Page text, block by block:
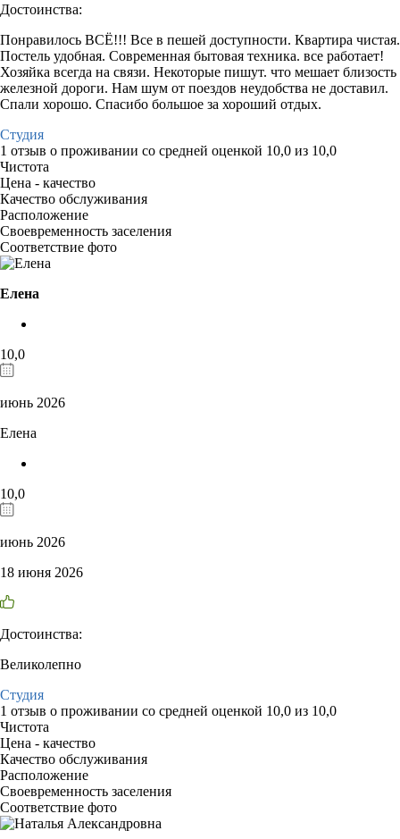
Достоинства:
Понравилось ВСЁ!!! Все в пешей доступности. Квартира чистая.
Постель удобная. Современная бытовая техника. все работает!
Хозяйка всегда на связи. Некоторые пишут. что мешает близость
железной дороги. Нам шум от поездов неудобства не доставил.
Спали хорошо. Спасибо большое за хороший отдых.
Студия
1 отзыв о проживании со средней оценкой 10,0 из 10,0
Чистота
Цена - качество
Качество обслуживания
Расположение
Своевременность заселения
Соответствие фото
Елена
10,0
июнь 2026
Елена
10,0
июнь 2026
18 июня 2026
Достоинства:
Великолепно
Студия
1 отзыв о проживании со средней оценкой 10,0 из 10,0
Чистота
Цена - качество
Качество обслуживания
Расположение
Своевременность заселения
Соответствие фото